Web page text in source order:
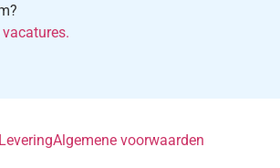
Algemene voorwaarden